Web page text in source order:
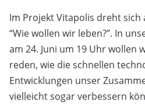
Im Projekt Vitapolis dreht sich
“Wie wollen wir leben?”. In
am 24. Juni um 19 Uhr wollen
reden, wie die schnellen
Entwicklungen unser
vielleicht sogar verbessern